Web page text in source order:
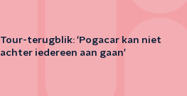
Tour-terugblik: 'Pogacar kan niet
achter iedereen aan gaan'